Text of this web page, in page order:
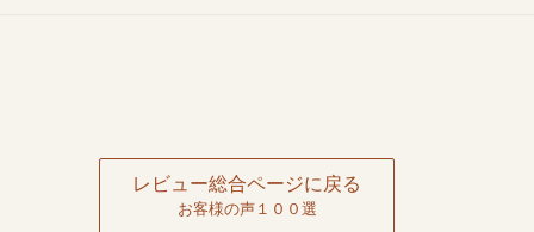
レビュー総合ページに戻る
お客様の声１００選